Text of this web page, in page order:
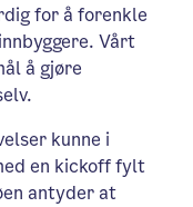
for å forenkle
Vårt
å gjøre
kunne i
en kickoff fylt
antyder at